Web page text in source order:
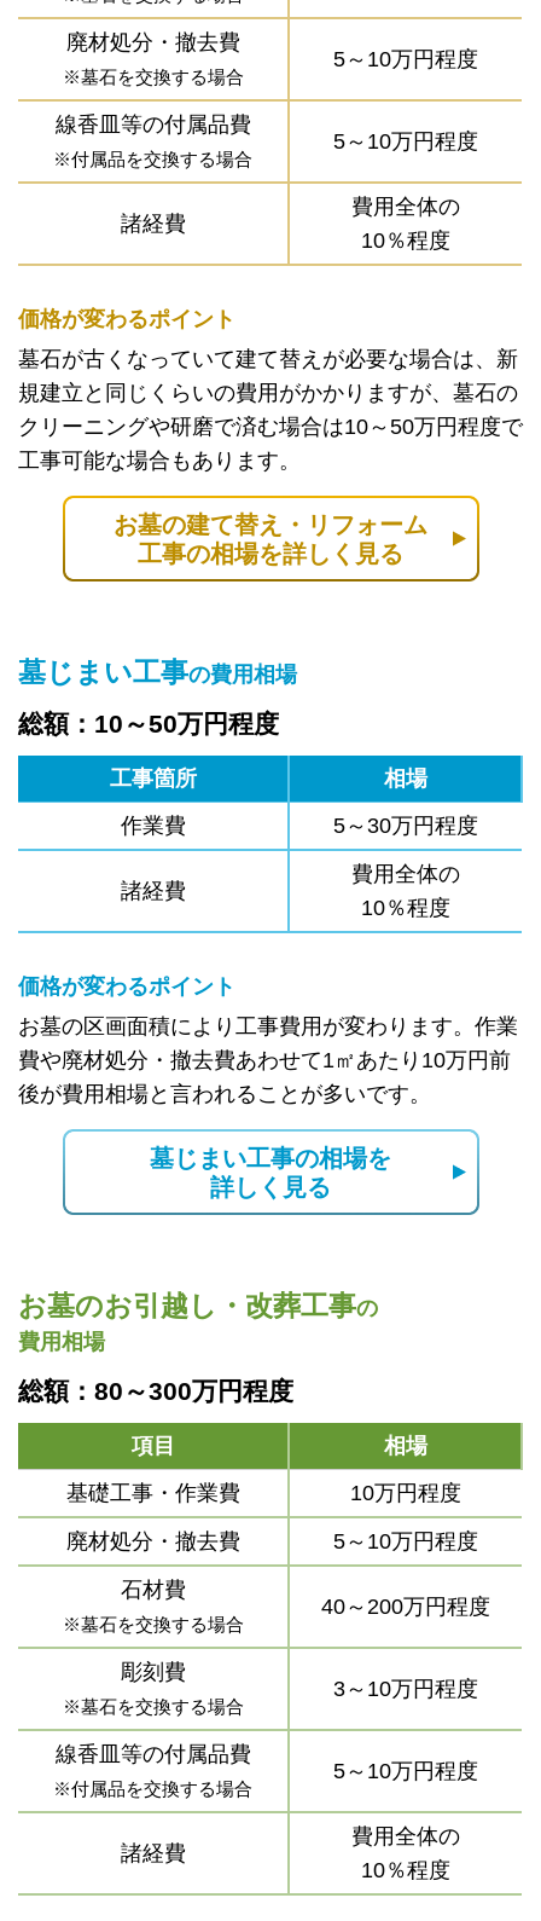
廃材処分・撤去費
※墓石を交換する場合
5～10万円程度
線香皿等の付属品費
※付属品を交換する場合
5～10万円程度
諸経費
費用全体の
10％程度
価格が変わるポイント
墓石が古くなっていて建て替えが必要な場合は、新
規建立と同じくらいの費用がかかりますが、墓石の
クリーニングや研磨で済む場合は10～50万円程度で
工事可能な場合もあります。
お墓の建て替え・リフォーム
工事の相場を詳しく見る
墓じまい工事の費用相場
総額：10～50万円程度
工事箇所
相場
作業費
5～30万円程度
諸経費
費用全体の
10％程度
価格が変わるポイント
お墓の区画面積により工事費用が変わります。作業
費や廃材処分・撤去費あわせて1㎡あたり10万円前
後が費用相場と言われることが多いです。
墓じまい工事の相場を
詳しく見る
お墓のお引越し・改葬工事の
費用相場
総額：80～300万円程度
項目
相場
基礎工事・作業費
10万円程度
廃材処分・撤去費
5～10万円程度
石材費
※墓石を交換する場合
40～200万円程度
彫刻費
※墓石を交換する場合
3～10万円程度
線香皿等の付属品費
※付属品を交換する場合
5～10万円程度
諸経費
費用全体の
10％程度